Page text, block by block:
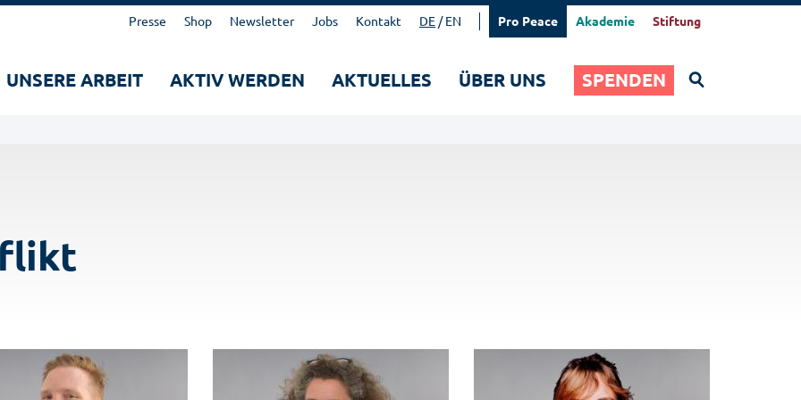
Suchen
Hauptnavigation
UNSERE ARBEIT AKTIV WERDEN AKTUELLES ÜBER UNS SPENDEN
Kopfbereich
Presse Shop Newsletter Jobs Kontakt DE EN Pro Peace Akademie Stiftung